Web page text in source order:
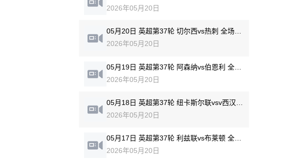
2026年05月20日
05月20日 英超第37轮 切尔西vs热刺 全场录像回放
2026年05月20日
2026年05月20日
2026年05月20日
05月17日 英超第37轮 利兹联vs布莱顿 全场录像回放
2026年05月20日